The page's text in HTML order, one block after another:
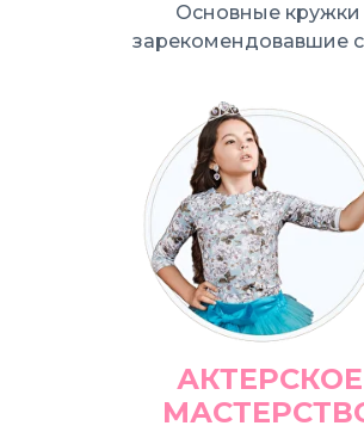
АКТЕРСКОЕ
Основные кружки
зарекомендовавшие